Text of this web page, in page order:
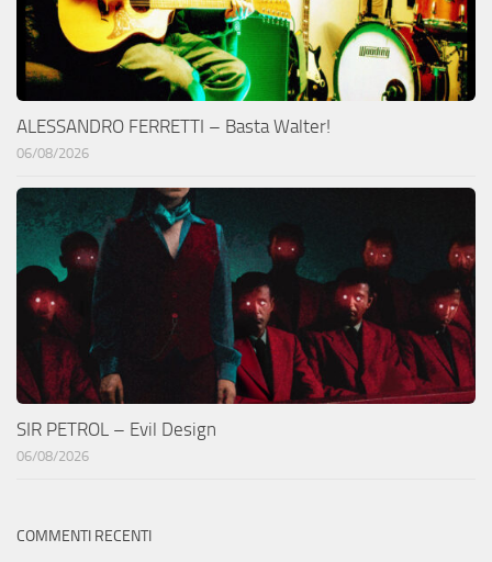
ALESSANDRO FERRETTI – Basta Walter!
06/08/2026
SIR PETROL – Evil Design
06/08/2026
COMMENTI RECENTI